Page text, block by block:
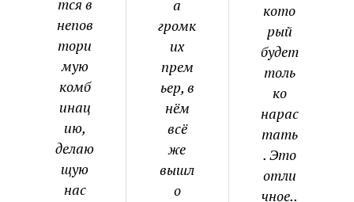
тся в
непов
тори
мую
комб
инац
ию,
делаю
щую
нас
а
громк
их
прем
ьер, в
нём
всё
же
вышл
о
кото
рый
будет
толь
ко
нарас
тать
. Это
отли
чное..